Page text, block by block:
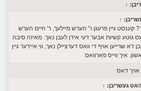
↑
↑
קענסט גיין פרעגן ר' הערש מיילעך, ר' חיים הערש
גוטע קשיות אבער דעי אידן לעבן נאך. מאיזה סיבה
דא שרייען אויף די וואס דערציילן נאך, ווי איידער גיין
איך ווייס פארוואס
אויך דאס
האט געשריבן: ↑